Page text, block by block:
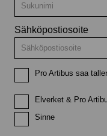
Sähköpostiosoite
Pro Artibus saa
Elverket & Pro
Sinne